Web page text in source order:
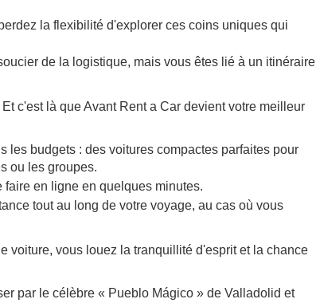
la flexibilité d'explorer ces coins uniques qui
de la logistique, mais vous êtes lié à un itinéraire
c'est là que Avant Rent a Car devient votre meilleur
les budgets : des voitures compactes parfaites pour
ou les groupes.
faire en ligne en quelques minutes.
tout au long de votre voyage, au cas où vous
voiture, vous louez la tranquillité d'esprit et la chance
par le célèbre « Pueblo Mágico » de Valladolid et